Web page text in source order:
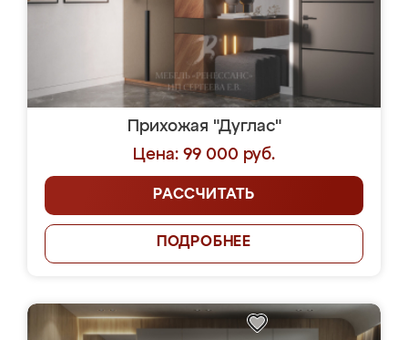
Прихожая "Дуглас"
Цена: 99 000 руб.
РАССЧИТАТЬ
ПОДРОБНЕЕ